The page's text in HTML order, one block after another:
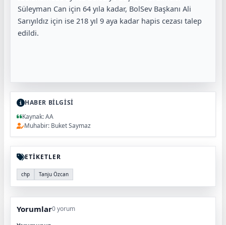
Süleyman Can için 64 yıla kadar, BolSev Başkanı Ali
Sarıyıldız için ise 218 yıl 9 aya kadar hapis cezası talep
edildi.
HABER BİLGİSİ
Kaynak: AA
Muhabir: Buket Saymaz
ETİKETLER
chp Tanju Özcan
Yorumlar0 yorum